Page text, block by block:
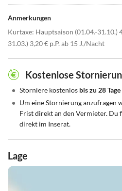
Anmerkungen
Kurtaxe: Hauptsaison (01.04.-31.10.)
31.03.) 3,20 € p.P. ab 15 J./Nacht
Kostenlose
• Storniere kostenlos bis zu 28
• Um eine Stornierung anzufragen
Frist direkt an den Vermieter. Du
direkt im Inserat.
Lage